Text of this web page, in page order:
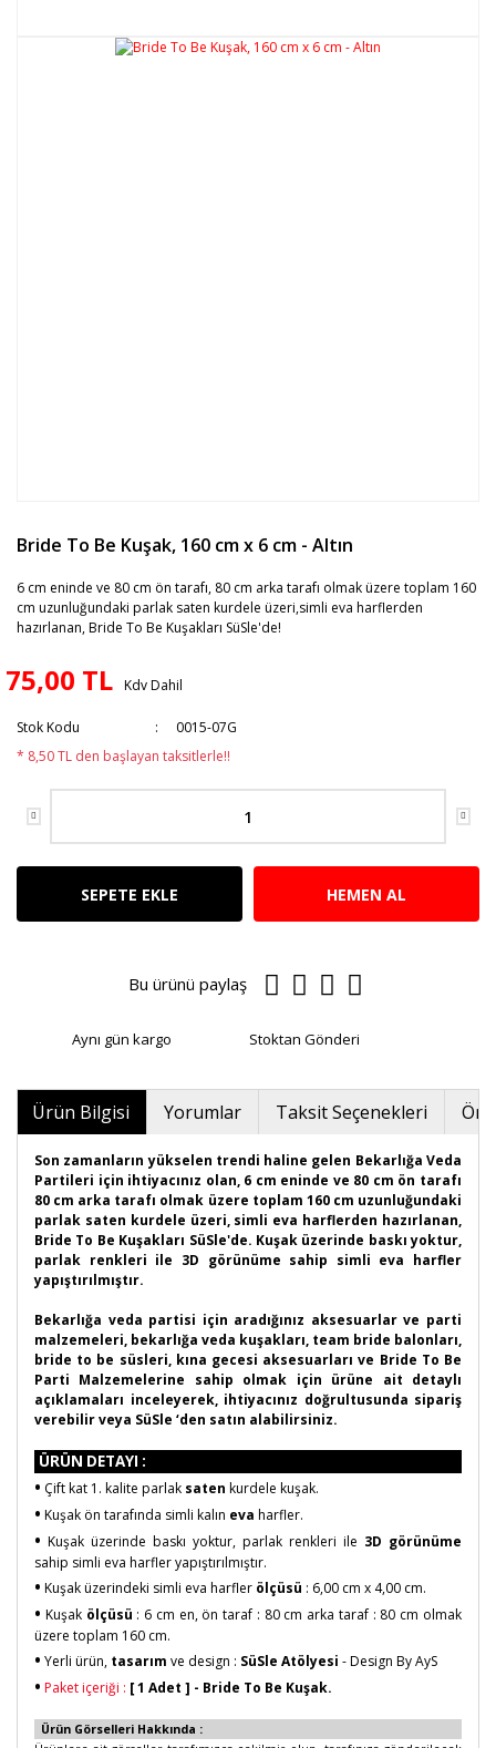
Bride To Be Kuşak, 160 cm x 6 cm - Altın
6 cm eninde ve 80 cm ön tarafı, 80 cm arka tarafı olmak üzere toplam 160
cm uzunluğundaki parlak saten kurdele üzeri,simli eva harflerden
hazırlanan, Bride To Be Kuşakları SüSle'de!
75,00 TL Kdv Dahil
Stok Kodu
0015-07G
* 8,50 TL den başlayan taksitlerle!!
SEPETE EKLE HEMEN AL
Bu ürünü paylaş
Aynı gün kargo Stoktan Gönderi
Ürün Bilgisi Yorumlar Taksit Seçenekleri
Son zamanların yükselen trendi haline gelen Bekarlığa Veda
Partileri için ihtiyacınız olan, 6 cm eninde ve 80 cm ön tarafı
80 cm arka tarafı olmak üzere toplam 160 cm uzunluğundaki
parlak saten kurdele üzeri, simli eva harflerden hazırlanan,
Bride To Be Kuşakları SüSle'de. Kuşak üzerinde baskı yoktur,
parlak renkleri ile 3D görünüme sahip simli eva harfler
yapıştırılmıştır.
Bekarlığa veda partisi için aradığınız aksesuarlar ve parti
malzemeleri, bekarlığa veda kuşakları, team bride balonları,
bride to be süsleri, kına gecesi aksesuarları ve Bride To Be
Parti Malzemelerine sahip olmak için ürüne ait detaylı
açıklamaları inceleyerek, ihtiyacınız doğrultusunda sipariş
verebilir veya SüSle ‘den satın alabilirsiniz.
ÜRÜN DETAYI :
• Çift kat 1. kalite parlak saten kurdele kuşak.
• Kuşak ön tarafında simli kalın eva harfler.
• Kuşak üzerinde baskı yoktur, parlak renkleri ile 3D görünüme
sahip simli eva harfler yapıştırılmıştır.
• Kuşak üzerindeki simli eva harfler ölçüsü : 6,00 cm x 4,00 cm.
• Kuşak ölçüsü : 6 cm en, ön taraf : 80 cm arka taraf : 80 cm olmak
üzere toplam 160 cm.
• Yerli ürün, tasarım ve design : SüSle Atölyesi - Design By AyS
• Paket içeriği : [1 Adet ] - Bride To Be Kuşak.
Ürün Görselleri Hakkında :